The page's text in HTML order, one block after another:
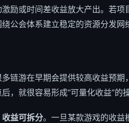
励或时间差收益放大产出。若项
公会体系建立稳定的资源分发网
链游在早期会提供较高收益预期
，就很容易形成“可量化收益”的操
益可拆分。一旦某款游戏的收益